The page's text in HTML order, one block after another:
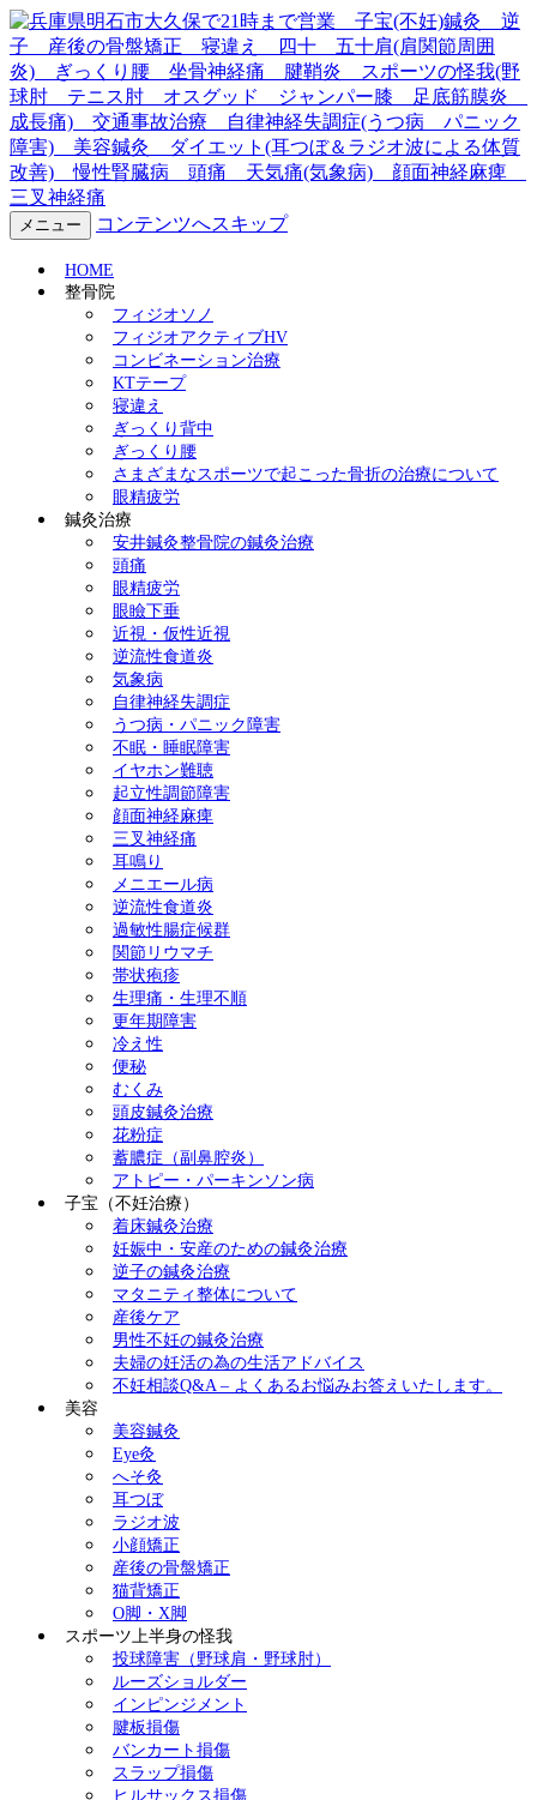
兵庫県明石市大久保で21時ま
で営業 子宝(不妊)鍼灸 逆
子 産後の骨盤矯正 寝違
え 四十 五十肩(肩関節周囲
炎) ぎっくり腰 坐骨神経
痛 腱鞘炎 スポーツの怪我
(野球肘 テニス肘 オスグッ
ド ジャンパー膝 足底筋膜
炎 成長痛) 交通事故治療
自律神経失調症(うつ病 パニ
ック障害) 美容鍼灸 ダイエ
ット(耳つぼ＆ラジオ波による
体質改善) 慢性腎臓病 頭
痛 天気痛(気象病) 顔面神経
麻痺 三叉神経痛
メニュー コンテンツへスキップ
HOME
整骨院
フィジオソノ
フィジオアクティブHV
コンビネーション治療
KTテープ
寝違え
ぎっくり背中
ぎっくり腰
さまざまなスポーツで起こった骨折の治療について
眼精疲労
鍼灸治療
安井鍼灸整骨院の鍼灸治療
頭痛
眼精疲労
眼瞼下垂
近視・仮性近視
逆流性食道炎
気象病
自律神経失調症
うつ病・パニック障害
不眠・睡眠障害
イヤホン難聴
起立性調節障害
顔面神経麻痺
三叉神経痛
耳鳴り
メニエール病
逆流性食道炎
過敏性腸症候群
関節リウマチ
帯状疱疹
生理痛・生理不順
更年期障害
冷え性
便秘
むくみ
頭皮鍼灸治療
花粉症
蓄膿症（副鼻腔炎）
アトピー・パーキンソン病
子宝（不妊治療）
着床鍼灸治療
妊娠中・安産のための鍼灸治療
逆子の鍼灸治療
マタニティ整体について
産後ケア
男性不妊の鍼灸治療
夫婦の妊活の為の生活アドバイス
不妊相談Q&A – よくあるお悩みお答えいたします。
美容
美容鍼灸
Eye灸
へそ灸
耳つぼ
ラジオ波
小顔矯正
産後の骨盤矯正
猫背矯正
O脚・X脚
スポーツ上半身の怪我
投球障害（野球肩・野球肘）
ルーズショルダー
インピンジメント
腱板損傷
バンカート損傷
スラップ損傷
ヒルサックス損傷